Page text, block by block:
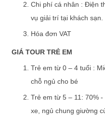
Chi phí cá nhân : Điện
vụ giải trí tại khách sạn.
Hóa đơn VAT
GIÁ TOUR TRẺ EM
Trẻ em từ 0 – 4 tuổi :
chỗ ngủ cho bé
Trẻ em từ 5 – 11: 70%
xe, ngủ chung giường